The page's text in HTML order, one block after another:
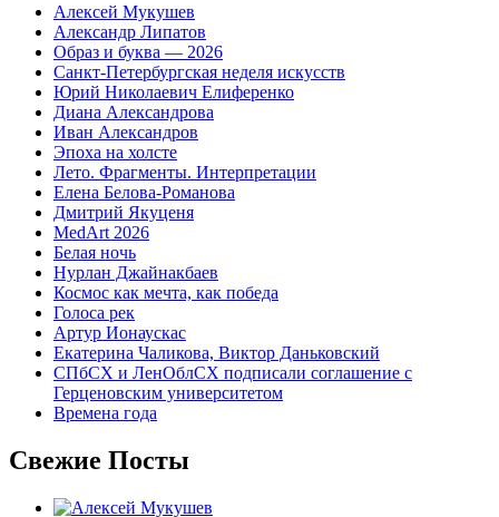
Алексей Мукушев
Александр Липатов
Образ и буква — 2026
Санкт-Петербургская неделя искусств
Юрий Николаевич Елиференко
Диана Александрова
Иван Александров
Эпоха на холсте
Лето. Фрагменты. Интерпретации
Елена Белова-Романова
Дмитрий Якуценя
MedArt 2026
Белая ночь
Нурлан Джайнакбаев
Космос как мечта, как победа
Голоса рек
Артур Ионаускас
Екатерина Чаликова, Виктор Даньковский
СПбСХ и ЛенОблСХ подписали соглашение с
Герценовским университетом
Времена года
Свежие Посты